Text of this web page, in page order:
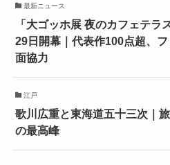
最新ニュース
「大ゴッホ展 夜のカフェテラ
29日開幕｜代表作100点超、
面協力
江戸
歌川広重と東海道五十三次｜
の最高峰